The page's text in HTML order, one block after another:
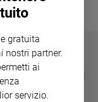
20%
gratuita
nostri partner.
ai
servizio.